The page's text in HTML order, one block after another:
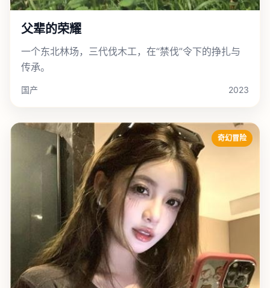
父辈的荣耀
一个东北林场，三代伐木工，在“禁伐”令下的挣扎与
传承。
国产 2023
奇幻冒险